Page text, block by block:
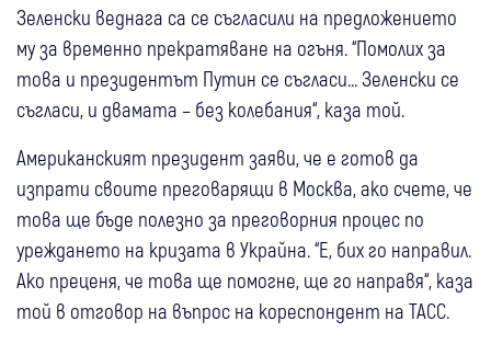
Зеленски веднага са се съгласили на предложението
му за временно прекратяване на огъня. “Помолих за
това и президентът Путин се съгласи... Зеленски се
съгласи, и двамата – без колебания“, каза той.
Американският президент заяви, че е готов да
изпрати своите преговарящи в Москва, ако счете, че
това ще бъде полезно за преговорния процес по
уреждането на кризата в Украйна. “Е, бих го направил.
Ако преценя, че това ще помогне, ще го направя“, каза
той в отговор на въпрос на кореспондент на ТАСС.